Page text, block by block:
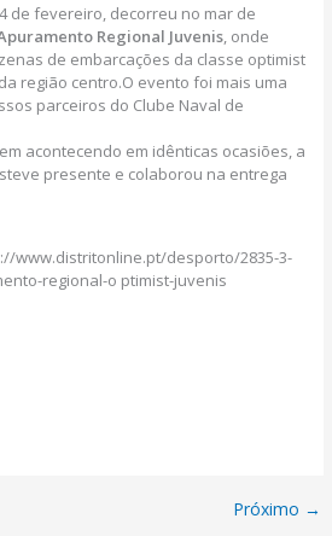
de fevereiro, decorreu no mar de
Regional Juvenis , onde
de embarcações da classe optimist
região centro.O evento foi mais uma
parceiros do Clube Naval de
acontecendo em idênticas ocasiões, a
presente e colaborou na entrega
www.distritonline.pt/desporto/2835-3-
regional-o ptimist-juvenis
Próximo →